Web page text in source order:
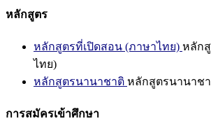
หลักสูตร
หลักสูตรที่เปิดสอน (ภาษาไทย) หลัก
ไทย)
หลักสูตรนานาชาติ หลักสูตรนานาช
การสมัครเข้าศึกษา